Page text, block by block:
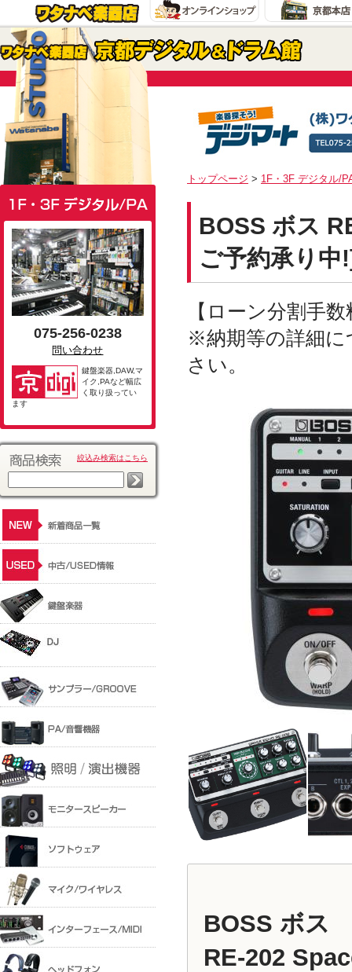
075-256-0238
問い合わせ
鍵盤楽器,DAW,マ
イク,PAなど幅広
く取り扱ってい
ます
絞込み検索はこちら
トップページ > 1F・3F デジタル/
BOSS ボス
ご予約承り中
【ローン分割手
※納期等の詳細に
さい。
BOSS ボス
RE-202